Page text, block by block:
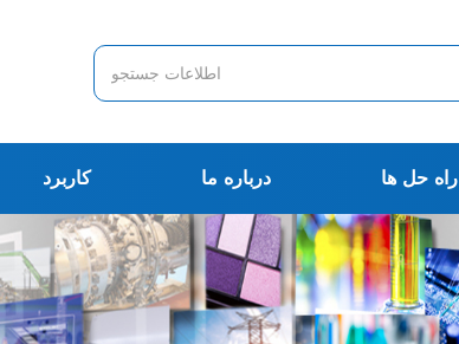
کاربرد درباره ما راه حل ها